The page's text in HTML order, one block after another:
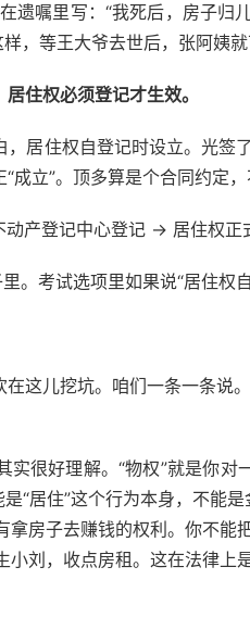
遗嘱里写：“我死后，房子
，等王大爷去世后，张阿姨
居住权必须登记才生效。
，居住权自登记时设立。光
成立”。顶多算是个合同约定
产登记中心登记 → 居住权正
。考试选项里如果说“居住权
这儿挖坑。咱们一条一条说。
很好理解。“物权”就是你对
“居住”这个行为本身，不能是
拿房子去赚钱的权利。你不能
小刘，收点房租。这在法律上